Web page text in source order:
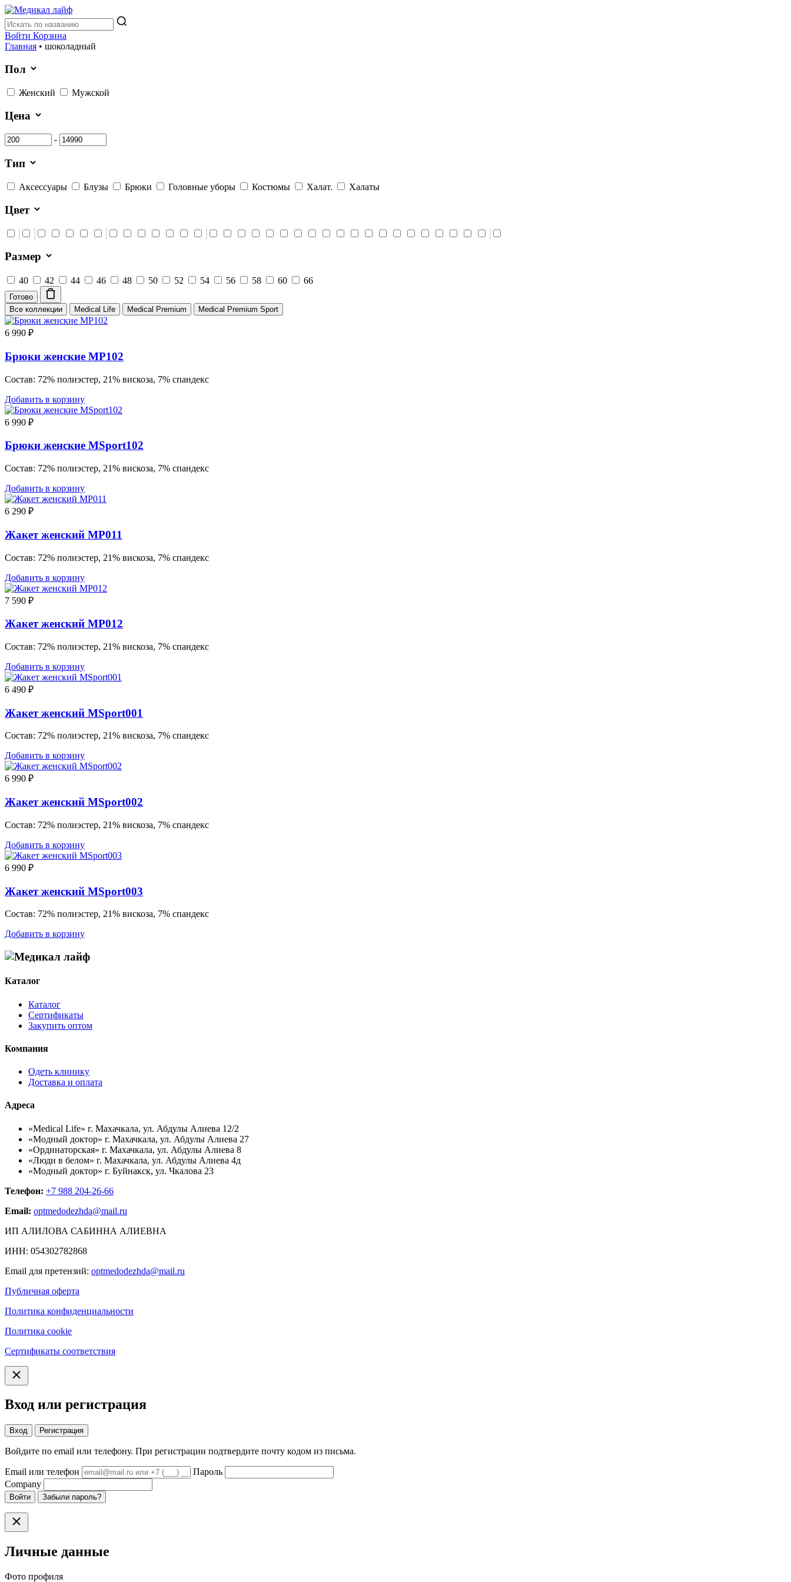
Войти Корзина
Главная • шоколадный
Пол
Женский Мужской
Цена
-
Тип
Аксессуары Блузы Брюки Головные уборы Костюмы Халат. Халаты
Цвет
Размер
40 42 44 46 48 50 52 54 56 58 60 66
Готово
Все коллекции
Medical Life Medical Premium Medical Premium Sport
6 990 ₽
Брюки женские MP102
Состав: 72% полиэстер, 21% вискоза, 7% спандекс
Добавить в корзину
6 990 ₽
Брюки женские MSport102
Состав: 72% полиэстер, 21% вискоза, 7% спандекс
Добавить в корзину
6 290 ₽
Жакет женский MP011
Состав: 72% полиэстер, 21% вискоза, 7% спандекс
Добавить в корзину
7 590 ₽
Жакет женский MP012
Состав: 72% полиэстер, 21% вискоза, 7% спандекс
Добавить в корзину
6 490 ₽
Жакет женский MSport001
Состав: 72% полиэстер, 21% вискоза, 7% спандекс
Добавить в корзину
6 990 ₽
Жакет женский MSport002
Состав: 72% полиэстер, 21% вискоза, 7% спандекс
Добавить в корзину
6 990 ₽
Жакет женский MSport003
Состав: 72% полиэстер, 21% вискоза, 7% спандекс
Добавить в корзину
Каталог
Каталог
Сертификаты
Закупить оптом
Компания
Одеть клинику
Доставка и оплата
Адреса
«Medical Life» г. Махачкала, ул. Абдулы Алиева 12/2
«Модный доктор» г. Махачкала, ул. Абдулы Алиева 27
«Ординаторская» г. Махачкала, ул. Абдулы Алиева 8
«Люди в белом» г. Махачкала, ул. Абдулы Алиева 4д
«Модный доктор» г. Буйнакск, ул. Чкалова 23
Телефон: +7 988 204-26-66
Email: optmedodezhda@mail.ru
ИП АЛИЛОВА САБИННА АЛИЕВНА
ИНН: 054302782868
Email для претензий: optmedodezhda@mail.ru
Публичная оферта
Политика конфиденциальности
Политика cookie
Сертификаты соответствия
Вход или регистрация
Вход Регистрация
Войдите по email или телефону. При регистрации подтвердите почту кодом из письма.
Email или телефон
Пароль
Company
Войти Забыли пароль?
Личные данные
Фото профиля